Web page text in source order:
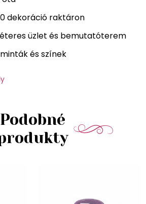
dekoráció raktáron
üzlet és bemutatóterem
és színek
Podobné